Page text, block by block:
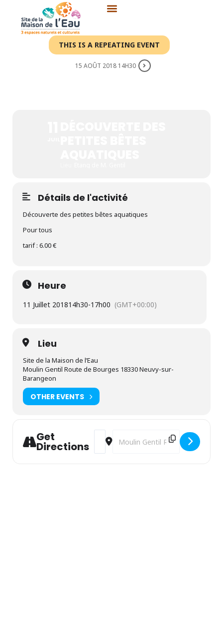
contenu
THIS IS A REPEATING EVENT
15 AOÛT 2018 14H30
Détails de l'activité
Découverte des petites bêtes aquatiques
Pour tous
tarif : 6.00 €
Heure
11 Juillet 201814h30-17h00 (GMT+00:00)
Lieu
Site de la Maison de l’Eau
Moulin Gentil Route de Bourges 18330 Neuvy-sur-
Barangeon
OTHER EVENTS
Get
Directions
Address - Découverte des petites
Destination Address -